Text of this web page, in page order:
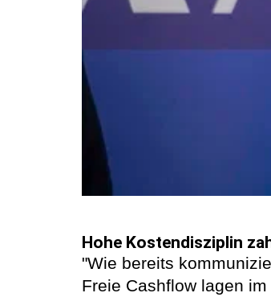
Hohe Kostendisziplin
"Wie bereits
Freie Cashflow lagen